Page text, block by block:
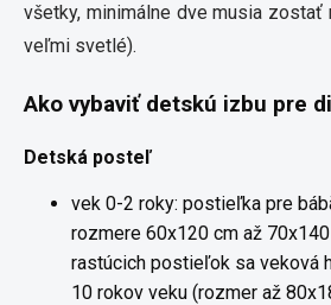
všetky, minimálne dve musia zostať
veľmi svetlé).
Ako vybaviť detskú izbu pre
Detská posteľ
vek 0-2 roky: postieľka pre
rozmere 60x120 cm až
rastúcich postieľok sa veková
10 rokov veku (rozmer až